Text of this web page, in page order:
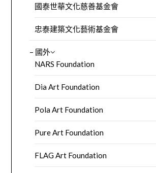
國泰世華文化慈善基金會
忠泰建築文化藝術基金會
– 國外
NARS Foundation
Dia Art Foundation
Pola Art Foundation
Pure Art Foundation
FLAG Art Foundation